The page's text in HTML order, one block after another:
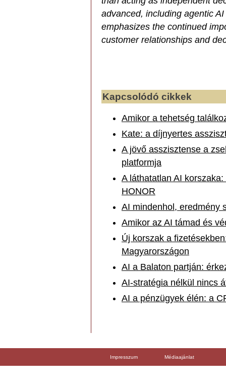
advanced, including agentic
emphasizes the continued
customer relationships and
Kapcsolódó cikkek
Amikor a tehetség
Kate: a díjnyertes
A jövő asszisztense a
platformja
A láthatatlan AI
HONOR
AI mindenhol, eredmény
Amikor az AI támad és
Új korszak a
Magyarországon
AI a Balaton partján:
AI-stratégia nélkül nincs
AI a pénzügyek élén: a
Impresszum Médiaajánlat